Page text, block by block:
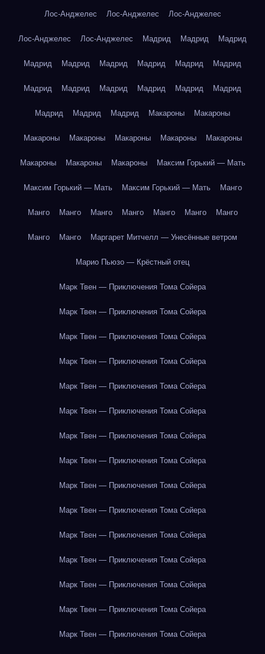
Лос-Анджелес Лос-Анджелес Лос-Анджелес
Лос-Анджелес Лос-Анджелес Мадрид Мадрид Мадрид
Мадрид Мадрид Мадрид Мадрид Мадрид Мадрид
Мадрид Мадрид Мадрид Мадрид Мадрид Мадрид
Мадрид Мадрид Мадрид Макароны Макароны
Макароны Макароны Макароны Макароны Макароны
Макароны Макароны Макароны Максим Горький — Мать
Максим Горький — Мать Максим Горький — Мать Манго
Манго Манго Манго Манго Манго Манго Манго
Манго Манго Маргарет Митчелл — Унесённые ветром
Марио Пьюзо — Крёстный отец
Марк Твен — Приключения Тома Сойера
Марк Твен — Приключения Тома Сойера
Марк Твен — Приключения Тома Сойера
Марк Твен — Приключения Тома Сойера
Марк Твен — Приключения Тома Сойера
Марк Твен — Приключения Тома Сойера
Марк Твен — Приключения Тома Сойера
Марк Твен — Приключения Тома Сойера
Марк Твен — Приключения Тома Сойера
Марк Твен — Приключения Тома Сойера
Марк Твен — Приключения Тома Сойера
Марк Твен — Приключения Тома Сойера
Марк Твен — Приключения Тома Сойера
Марк Твен — Приключения Тома Сойера
Марк Твен — Приключения Тома Сойера